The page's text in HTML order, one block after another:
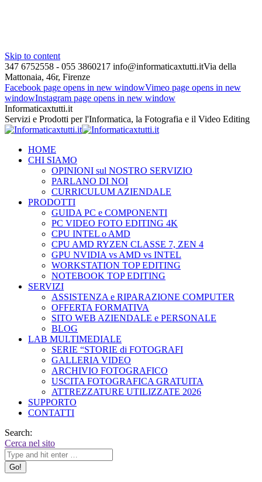
Skip to content
347 6752558 - 055 3860217 info@informaticaxtutti.itVia della
Mattonaia, 46r, Firenze
Facebook page opens in new windowVimeo page opens in new
windowInstagram page opens in new window
Informaticaxtutti.it
Servizi e Prodotti per l'Informatica, la Fotografia e il Video Editing
HOME
CHI SIAMO
OPINIONI sul NOSTRO SERVIZIO
PARLANO DI NOI
CURRICULUM AZIENDALE
PRODOTTI
GUIDA PC e COMPONENTI
PC VIDEO FOTO EDITING 4K
CPU INTEL o AMD
CPU AMD RYZEN CLASSE 7, ZEN 4
GPU NVIDIA vs AMD vs INTEL
WORKSTATION TOP EDITING
NOTEBOOK TOP EDITING
SERVIZI
ASSISTENZA e RIPARAZIONE COMPUTER
OFFERTA FORMATIVA
SITO WEB AZIENDALE e PERSONALE
BLOG
LAB MULTIMEDIALE
SERIE “STORIE di FOTOGRAFI
GALLERIA VIDEO
ARCHIVIO FOTOGRAFICO
USCITA FOTOGRAFICA GRATUITA
ATTREZZATURE UTILIZZATE 2026
SUPPORTO
CONTATTI
Search:
Cerca nel sito